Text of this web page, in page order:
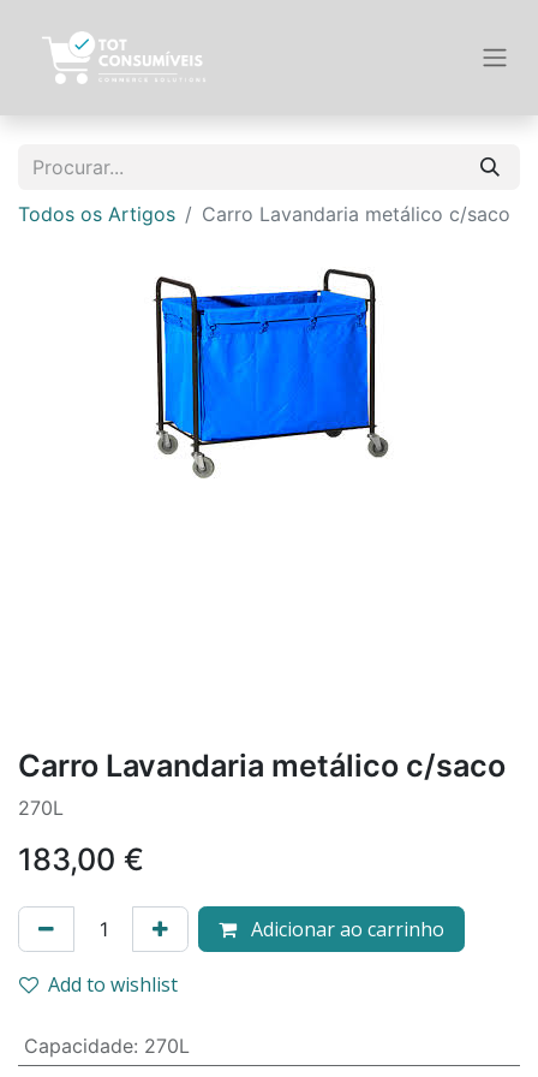
Todos os Artigos Carro Lavandaria metálico c/saco
Carro Lavandaria metálico c/saco
270L
183,00 €
Adicionar ao carrinho
Add to wishlist
Capacidade: 270L